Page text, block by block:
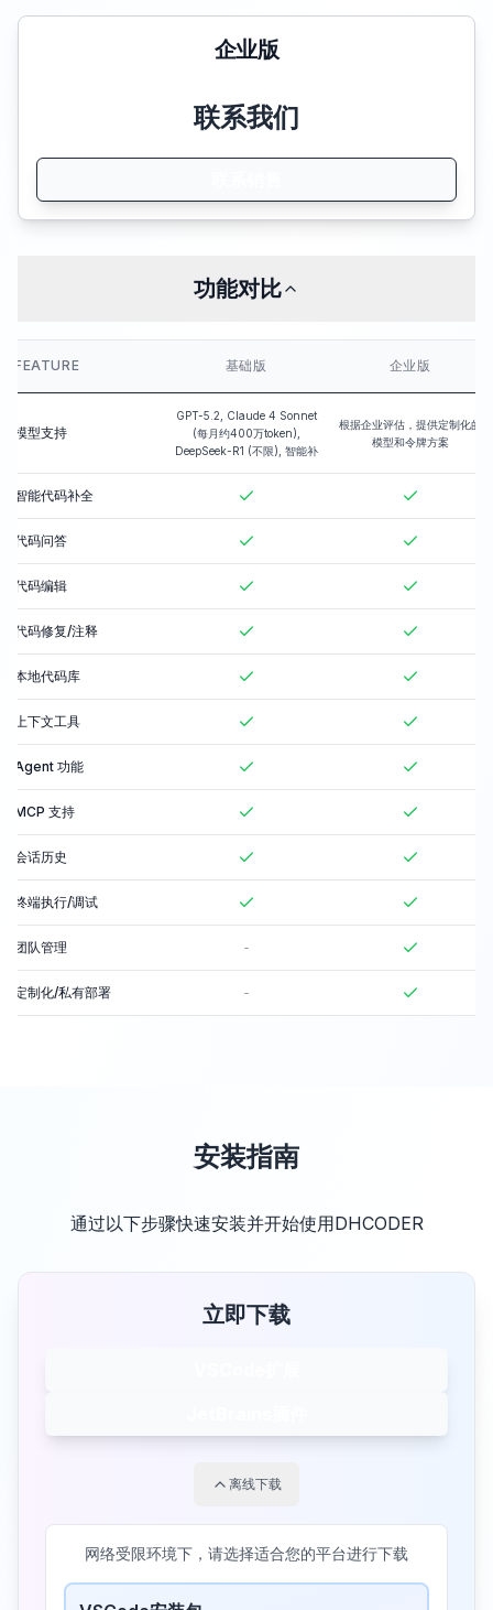
企业版
联系我们
功能对比
FEATURE 基础版 企业版
模型支持
GPT-5.2, Claude 4 Sonnet
(每月约400万token),
DeepSeek-R1 (不限), 智能补
根据企业评估，提供定制化的
模型和令牌方案
智能代码补全
代码问答
代码编辑
代码修复/注释
本地代码库
上下文工具
Agent 功能
MCP 支持
会话历史
终端执行/调试
团队管理 -
定制化/私有部署 -
安装指南
通过以下步骤快速安装并开始使用DHCODER
立即下载
离线下载
网络受限环境下，请选择适合您的平台进行下载